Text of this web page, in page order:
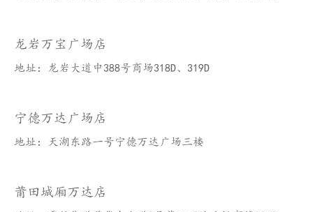
龙岩万宝广场店
地址：龙岩大道中388号商场318D、319D
宁德万达广场店
地址：天湖东路一号宁德万达广场三楼
莆田城厢万达店